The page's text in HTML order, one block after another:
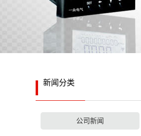
新闻分类
公司新闻